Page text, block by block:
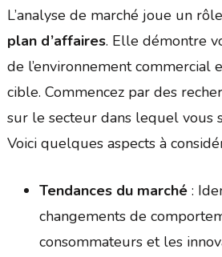
L’analyse de marché joue un
plan d’affaires. Elle démontre
de l’environnement commercial
cible. Commencez par des
sur le secteur dans lequel vous
Voici quelques aspects à
Tendances du marché:
changements de
consommateurs et les